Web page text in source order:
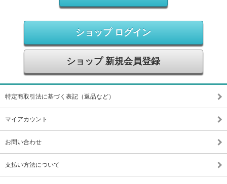
ショップ ログイン
ショップ 新規会員登録
特定商取引法に基づく表記（返品など）
マイアカウント
お問い合わせ
支払い方法について